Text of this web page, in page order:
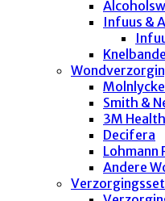
Infuus &
Smith &
3M
Decifera
Lohmann
Andere